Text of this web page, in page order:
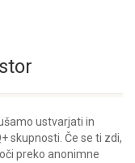
ustvarjati in
skupnosti. Če se ti zdi,
preko anonimne